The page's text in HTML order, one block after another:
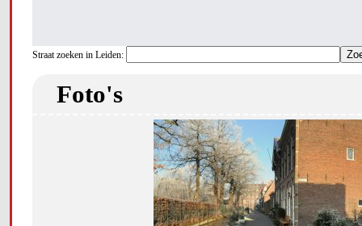
Straat zoeken in Leiden:
Foto's